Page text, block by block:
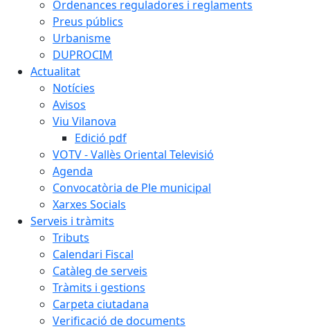
Ordenances reguladores i reglaments
Preus públics
Urbanisme
DUPROCIM
Actualitat
Notícies
Avisos
Viu Vilanova
Edició pdf
VOTV - Vallès Oriental Televisió
Agenda
Convocatòria de Ple municipal
Xarxes Socials
Serveis i tràmits
Tributs
Calendari Fiscal
Catàleg de serveis
Tràmits i gestions
Carpeta ciutadana
Verificació de documents